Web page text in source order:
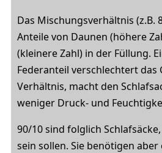
Das Mischungsverhältnis (z.B.
Anteile von Daunen (höhere
(kleinere Zahl) in der Füllung.
Federanteil verschlechtert das
Verhältnis, macht den
weniger Druck- und
90/10 sind folglich
sein sollen. Sie benötigen